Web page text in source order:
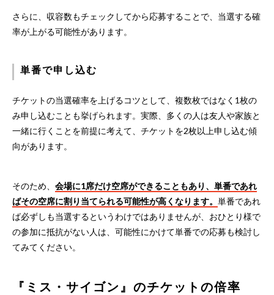
さらに、収容数もチェックしてから応募することで、当選する確
率が上がる可能性があります。
単番で申し込む
チケットの当選確率を上げるコツとして、複数枚ではなく1枚の
み申し込むことも挙げられます。実際、多くの人は友人や家族と
一緒に行くことを前提に考えて、チケットを2枚以上申し込む傾
向があります。
そのため、 会場に1席だけ空席ができることもあり、単番であれ
ばその空席に割り当てられる可能性が高くなります。 単番であれ
ば必ずしも当選するというわけではありませんが、おひとり様で
の参加に抵抗がない人は、可能性にかけて単番での応募も検討し
てみてください。
『ミス・サイゴン』のチケットの倍率